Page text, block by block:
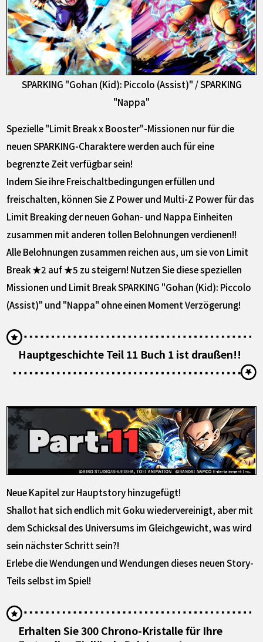
SPARKING "Gohan (Kid): Piccolo (Assist)" / SPARKING
"Nappa"
Spezielle "Limit Break x Booster"-Missionen nur für die
neuen SPARKING-Charaktere werden auch für eine
begrenzte Zeit verfügbar sein!
Indem Sie ihre Freischaltbedingungen erfüllen und
freischalten, können Sie Z Power und Multi-Z Power für das
Limit Breaking der neuen Gohan- und Nappa Einheiten
zusammen mit anderen tollen Belohnungen verdienen!!
Alle Belohnungen zusammen reichen aus, um sie von Limit
Break ★2 auf ★5 zu steigern! Nutzen Sie diese speziellen
Missionen und Limit Break SPARKING "Gohan (Kid): Piccolo
(Assist)" und "Nappa" ohne einen Moment Verzögerung!
Hauptgeschichte Teil 11 Buch 1 ist draußen!!
Neue Kapitel zur Hauptstory hinzugefügt!
Shallot hat sich endlich mit Goku wiedervereinigt, aber mit
dem Schicksal des Universums im Gleichgewicht, was wird
sein nächster Schritt sein?!
Erlebe die Wendungen und Wendungen dieses neuen Story-
Teils selbst im Spiel!
Erhalten Sie 300 Chrono-Kristalle für Ihre